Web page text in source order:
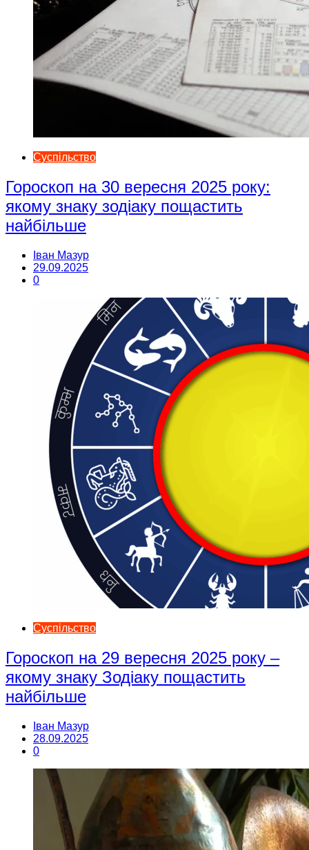
Суспільство
Гороскоп на 30 вересня 2025 року:
якому знаку зодіаку пощастить
найбільше
Іван Мазур
29.09.2025
0
Суспільство
Гороскоп на 29 вересня 2025 року –
якому знаку Зодіаку пощастить
найбільше
Іван Мазур
28.09.2025
0